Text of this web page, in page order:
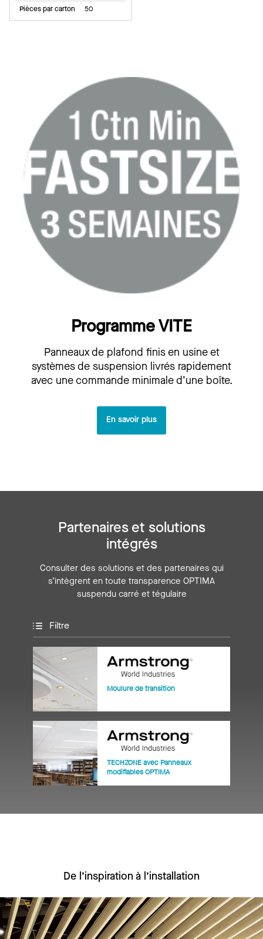
Pièces par carton
50
Programme VITE
Panneaux de plafond finis en usine et
systèmes de suspension livrés rapidement
avec une commande minimale d’une boîte.
En savoir plus
Partenaires et solutions
intégrés
Consulter des solutions et des partenaires qui
s’intègrent en toute transparence OPTIMA
suspendu carré et tégulaire
Filtre
Moulure de transition
TECHZONE avec Panneaux
modifiables OPTIMA
De l’inspiration à l’installation